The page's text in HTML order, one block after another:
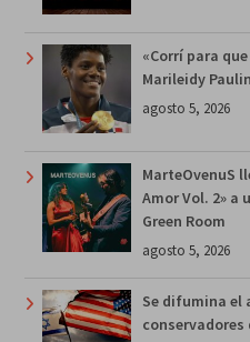
«Corrí para
Marileidy
agosto 5, 2026
MarteOvenuS
Amor Vol. 2» a
Green Room
agosto 5, 2026
Se difumina el
conservadores